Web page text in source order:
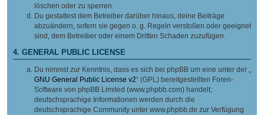
löschen oder zu sperren.
Du gestattest dem Betreiber darüber hinaus, deine Beiträge
abzuändern, sofern sie gegen o. g. Regeln verstoßen oder geeignet
sind, dem Betreiber oder einem Dritten Schaden zuzufügen.
4. GENERAL PUBLIC LICENSE
Du nimmst zur Kenntnis, dass es sich bei phpBB um eine unter der „
GNU General Public License v2“ (GPL) bereitgestellten Foren-
Software von phpBB Limited (www.phpbb.com) handelt;
deutschsprachige Informationen werden durch die
deutschsprachige Community unter www.phpbb.de zur Verfügung